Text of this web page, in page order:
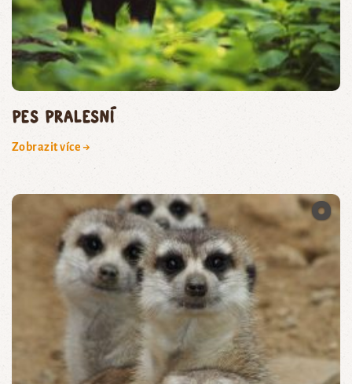
pes pralesní
Zobrazit více →